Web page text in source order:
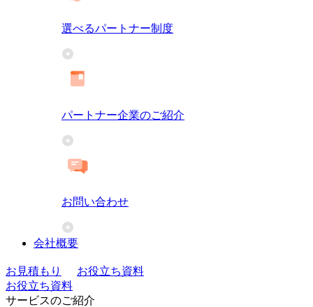
選べるパートナー制度
パートナー企業のご紹介
お問い合わせ
会社概要
お見積もり
お役立ち資料
お役立ち資料
サービスのご紹介